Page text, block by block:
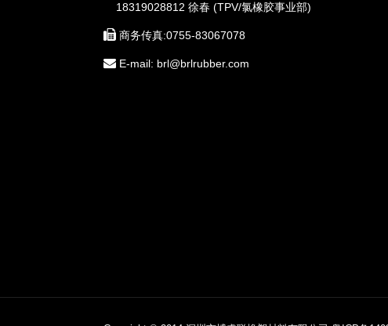
18319028812 徐春 (TPV/氯橡胶事业部)
商务传真:0755-83067078
E-mail: brl@brlrubber.com